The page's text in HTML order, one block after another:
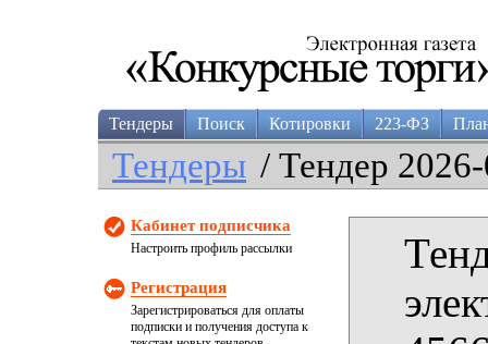
Тендеры Поиск Котировки 223-ФЗ
Тендеры / Тендер
Кабинет подписчика
Настроить профиль рассылки
Регистрация
Зарегистрироваться для оплаты
подписки и получения доступа к